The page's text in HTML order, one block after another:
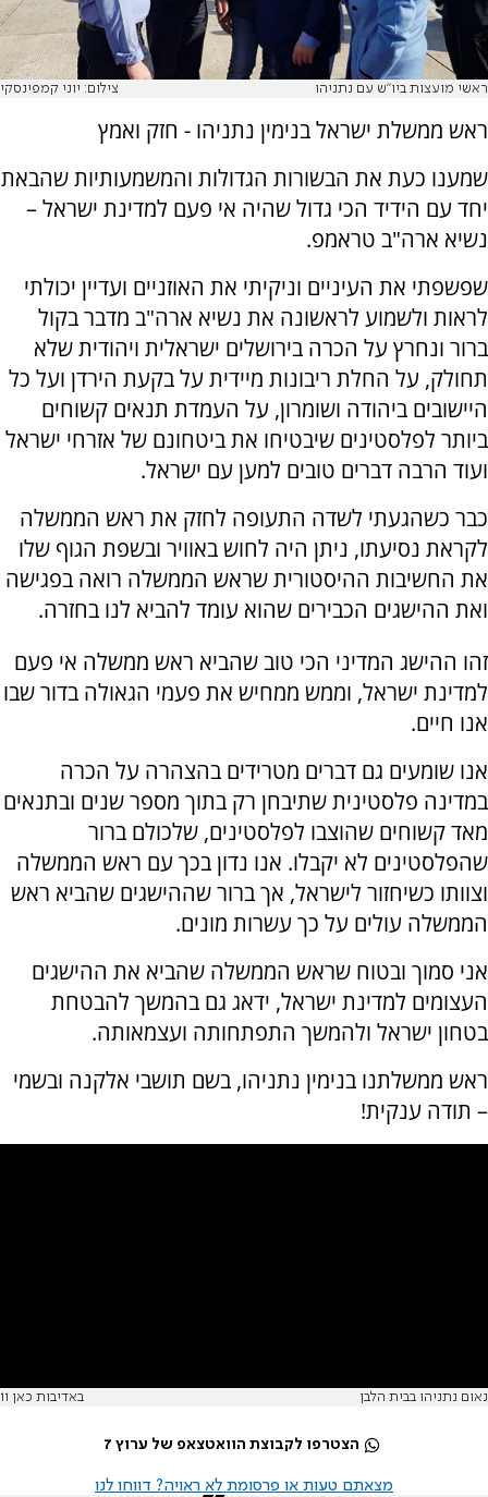
ראשי מועצות ביו"ש עם נתניהו צילום: יוני קמפינסקי
ראש ממשלת ישראל בנימין נתניהו - חזק ואמץ
שמענו כעת את הבשורות הגדולות והמשמעותיות שהבאת
יחד עם הידיד הכי גדול שהיה אי פעם למדינת ישראל –
נשיא ארה"ב טראמפ.
שפשפתי את העיניים וניקיתי את האוזניים ועדיין יכולתי
לראות ולשמוע לראשונה את נשיא ארה"ב מדבר בקול
ברור ונחרץ על הכרה בירושלים ישראלית ויהודית שלא
תחולק, על החלת ריבונות מיידית על בקעת הירדן ועל כל
היישובים ביהודה ושומרון, על העמדת תנאים קשוחים
ביותר לפלסטינים שיבטיחו את ביטחונם של אזרחי ישראל
ועוד הרבה דברים טובים למען עם ישראל.
כבר כשהגעתי לשדה התעופה לחזק את ראש הממשלה
לקראת נסיעתו, ניתן היה לחוש באוויר ובשפת הגוף שלו
את החשיבות ההיסטורית שראש הממשלה רואה בפגישה
ואת ההישגים הכבירים שהוא עומד להביא לנו בחזרה.
זהו ההישג המדיני הכי טוב שהביא ראש ממשלה אי פעם
למדינת ישראל, וממש ממחיש את פעמי הגאולה בדור שבו
אנו חיים.
אנו שומעים גם דברים מטרידים בהצהרה על הכרה
במדינה פלסטינית שתיבחן רק בתוך מספר שנים ובתנאים
מאד קשוחים שהוצבו לפלסטינים, שלכולם ברור
שהפלסטינים לא יקבלו. אנו נדון בכך עם ראש הממשלה
וצוותו כשיחזור לישראל, אך ברור שההישגים שהביא ראש
הממשלה עולים על כך עשרות מונים.
אני סמוך ובטוח שראש הממשלה שהביא את ההישגים
העצומים למדינת ישראל, ידאג גם בהמשך להבטחת
בטחון ישראל ולהמשך התפתחותה ועצמאותה.
ראש ממשלתנו בנימין נתניהו, בשם תושבי אלקנה ובשמי
– תודה ענקית!
נאום נתניהו בבית הלבן באדיבות כאן 11
הצטרפו לקבוצת הוואטצאפ של ערוץ 7
מצאתם טעות או פרסומת לא ראויה? דווחו לנו